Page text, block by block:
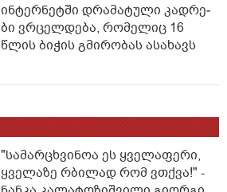
ინ­ტერ­ნეტ­ში დრა­მა­ტუ­ლი კად­რე­
ბი ვრცელდება, რომელიც 16
წლის ბიჭის გმირობას ასახავს
"სა­მარ­ცხვი­ნოა ეს ყვე­ლა­ფე­რი,
ყვე­ლა­ზე რბი­ლად რომ ვთქვა!" -